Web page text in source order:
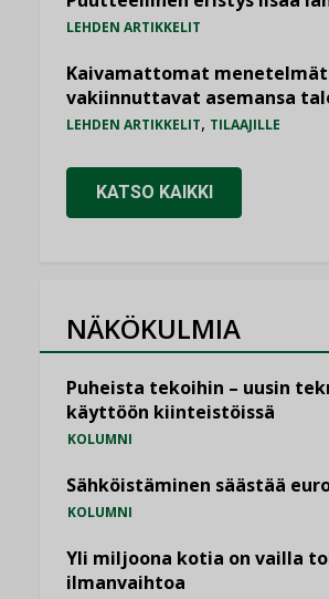
LEHDEN ARTIKKELIT
Kaivamattomat menetelmät
vakiinnuttavat asemansa
LEHDEN ARTIKKELIT, TILAAJILLE
KATSO KAIKKI
NÄKÖKULMIA
Puheista tekoihin – uusin
käyttöön kiinteistöissä
KOLUMNI
Sähköistäminen säästää
KOLUMNI
Yli miljoona kotia on vailla
ilmanvaihtoa